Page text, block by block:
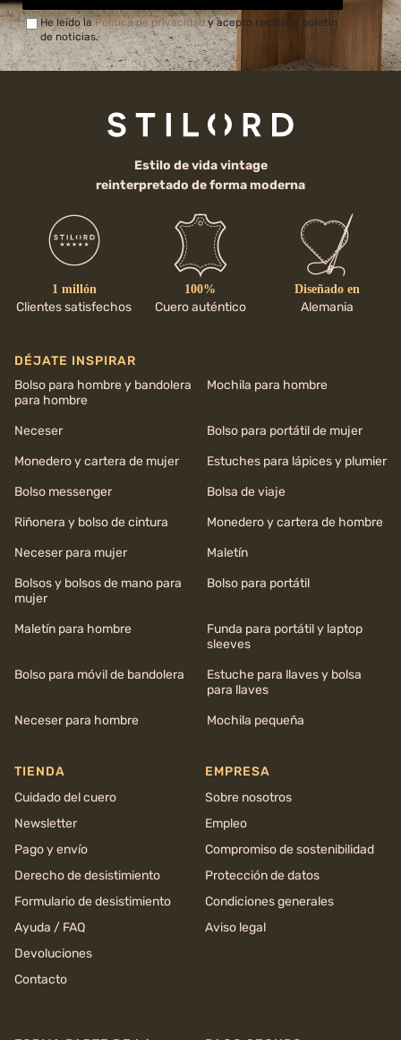
He leído laPolítica de privacidady acepto recibir el boletín
de noticias.
Estilo de vida vintage
reinterpretado de forma moderna
1 millón
Clientes satisfechos
100%
Cuero auténtico
Diseñado en
Alemania
DÉJATE INSPIRAR
Bolso para hombre y bandolera
para hombre
Mochila para hombre
Neceser
Bolso para portátil de mujer
Monedero y cartera de mujer
Estuches para lápices y plumier
Bolso messenger
Bolsa de viaje
Riñonera y bolso de cintura
Monedero y cartera de hombre
Neceser para mujer
Maletín
Bolsos y bolsos de mano para
mujer
Bolso para portátil
Maletín para hombre
Funda para portátil y laptop
sleeves
Bolso para móvil de bandolera
Estuche para llaves y bolsa
para llaves
Neceser para hombre
Mochila pequeña
TIENDA
Cuidado del cuero
Newsletter
Pago y envío
Derecho de desistimiento
Formulario de desistimiento
Ayuda / FAQ
Devoluciones
Contacto
EMPRESA
Sobre nosotros
Empleo
Compromiso de sostenibilidad
Protección de datos
Condiciones generales
Aviso legal